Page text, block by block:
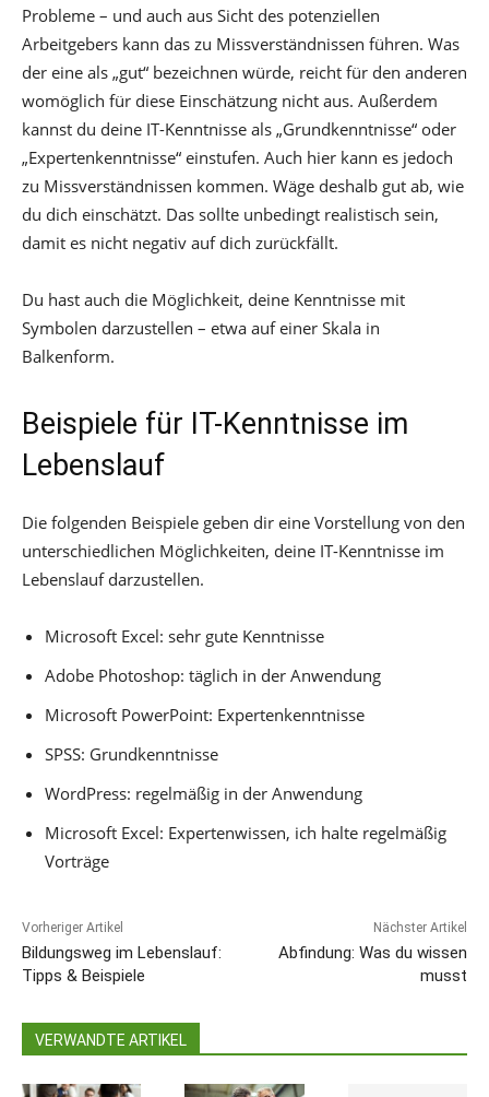
Probleme – und auch aus Sicht des potenziellen
Arbeitgebers kann das zu Missverständnissen führen. Was
der eine als „gut“ bezeichnen würde, reicht für den anderen
womöglich für diese Einschätzung nicht aus. Außerdem
kannst du deine IT-Kenntnisse als „Grundkenntnisse“ oder
„Expertenkenntnisse“ einstufen. Auch hier kann es jedoch
zu Missverständnissen kommen. Wäge deshalb gut ab, wie
du dich einschätzt. Das sollte unbedingt realistisch sein,
damit es nicht negativ auf dich zurückfällt.
Du hast auch die Möglichkeit, deine Kenntnisse mit
Symbolen darzustellen – etwa auf einer Skala in
Balkenform.
Beispiele für IT-Kenntnisse im
Lebenslauf
Die folgenden Beispiele geben dir eine Vorstellung von den
unterschiedlichen Möglichkeiten, deine IT-Kenntnisse im
Lebenslauf darzustellen.
Microsoft Excel: sehr gute Kenntnisse
Adobe Photoshop: täglich in der Anwendung
Microsoft PowerPoint: Expertenkenntnisse
SPSS: Grundkenntnisse
WordPress: regelmäßig in der Anwendung
Microsoft Excel: Expertenwissen, ich halte regelmäßig
Vorträge
Vorheriger Artikel
Bildungsweg im Lebenslauf:
Tipps & Beispiele
Nächster Artikel
Abfindung: Was du wissen
musst
VERWANDTE ARTIKEL